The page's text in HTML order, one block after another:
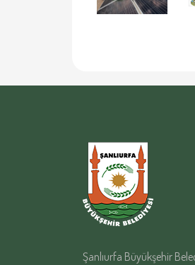
Şanlıurfa Büyükşehir